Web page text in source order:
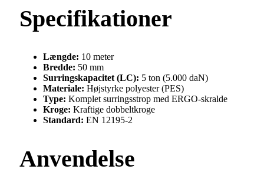
Specifikationer
Længde: 10 meter
Bredde: 50 mm
Surringskapacitet (LC): 5 ton (5.000 daN)
Materiale: Højstyrke polyester (PES)
Type: Komplet surringsstrop med ERGO-skralde
Kroge: Kraftige dobbeltkroge
Standard: EN 12195-2
Anvendelse